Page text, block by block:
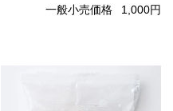
一般小売価格 1,000円